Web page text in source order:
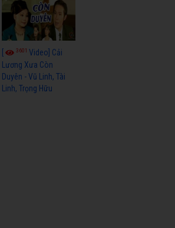
3601Video] Cải
Lương Xưa Còn
Duyên - Vũ Linh, Tài
Linh, Trọng Hữu